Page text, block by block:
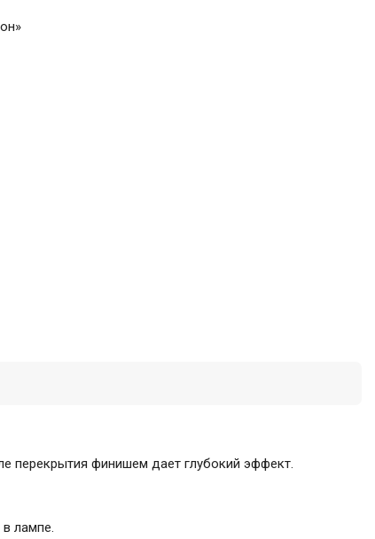
перекрытия финишем дает глубокий эффект.
лампе.